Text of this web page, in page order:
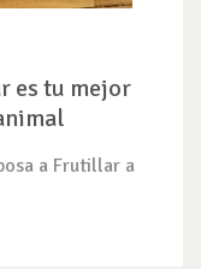
es tu mejor
a Frutillar a